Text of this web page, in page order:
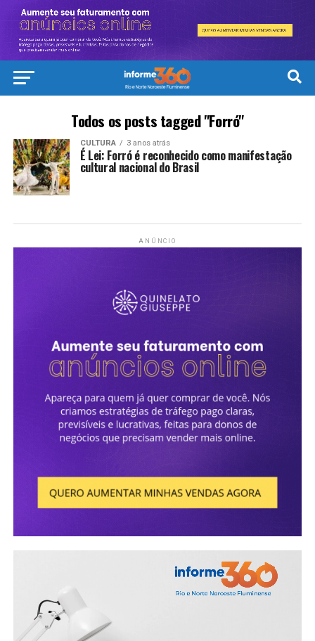
Todos os posts tagged "Forró"
CULTURA 3 anos atrás
É Lei: Forró é reconhecido como manifestação
cultural nacional do Brasil
ANÚNCIO